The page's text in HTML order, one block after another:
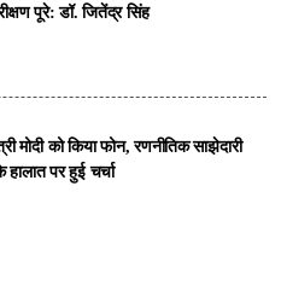
पूरे: डॉ. जितेंद्र सिंह
मोदी को क‍िया फोन, रणनीतिक साझेदारी
पर हुई चर्चा